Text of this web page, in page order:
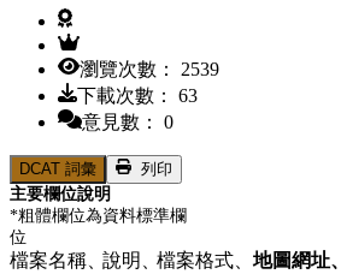
瀏覽次數： 2539
下載次數： 63
意見數： 0
DCAT 詞彙
列印
主要欄位說明
*粗體欄位為資料標準欄
位
檔案名稱、說明、檔案格式、 地圖網址、